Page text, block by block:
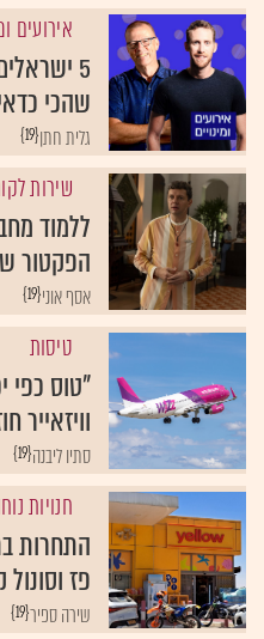
אירועים
5
שהכי
{19}גלית חתן
שירות
ללמוד
הפקטור
{19}אסף אוני
טיסות
"טוס כפי
וויזאייר
{19}סתיו ליבנה
חנויות
התחרות
פז
{19}שירה ספיר